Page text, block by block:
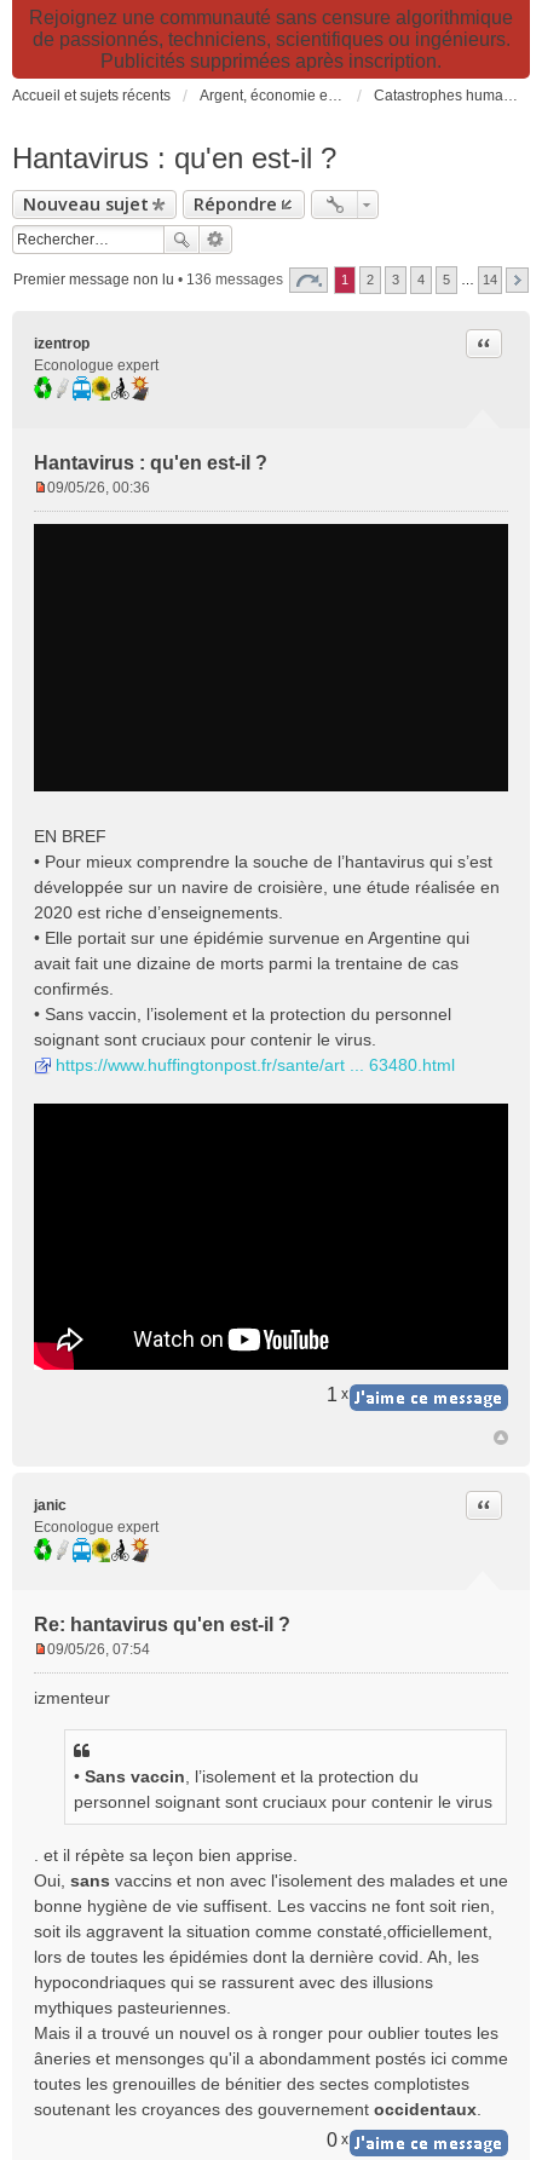
Rejoignez une communauté sans censure algorithmique
de passionnés, techniciens, scientifiques ou ingénieurs.
Publicités supprimées après inscription.
Accueil et sujets récents Argent, économie et finance. Alimentation et agriculture. Développement durable, pollution de l'air et catastrophes. Gestion des déchets. Catastrophes humanitaires, naturelles, climatiques et industrielles
Hantavirus : qu'en est-il ?
Nouveau sujet Répondre
Premier message non lu • 136 messages 1 2 3 4 5 14
izentrop
Econologue expert
Hantavirus : qu'en est-il ?
Citer
e
09/05/26, 00:36
EN BREF
• Pour mieux comprendre la souche de l’hantavirus qui s’est
développée sur un navire de croisière, une étude réalisée en
2020 est riche d’enseignements.
• Elle portait sur une épidémie survenue en Argentine qui
avait fait une dizaine de morts parmi la trentaine de cas
confirmés.
• Sans vaccin, l’isolement et la protection du personnel
soignant sont cruciaux pour contenir le virus.
https://www.huffingtonpost.fr/sante/art ... 63480.html
1 x
janic
Econologue expert
Re: hantavirus qu'en est-il ?
Citer
s
n
l
u
09/05/26, 07:54
izmenteur
• Sans vaccin , l’isolement et la protection du
personnel soignant sont cruciaux pour contenir le virus
. et il répète sa leçon bien apprise.
Oui, sans vaccins et non avec l'isolement des malades et une
bonne hygiène de vie suffisent. Les vaccins ne font soit rien,
soit ils aggravent la situation comme constaté,officiellement,
lors de toutes les épidémies dont la dernière covid. Ah, les
hypocondriaques qui se rassurent avec des illusions
mythiques pasteuriennes.
Mais il a trouvé un nouvel os à ronger pour oublier toutes les
âneries et mensonges qu'il a abondamment postés ici comme
toutes les grenouilles de bénitier des sectes complotistes
soutenant les croyances des gouvernement occidentaux
0 x